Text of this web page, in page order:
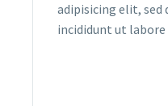
adipisicing elit, sed
incididunt ut